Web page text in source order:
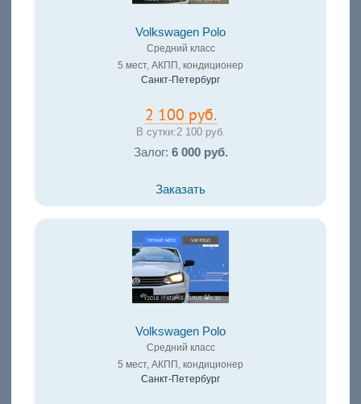
Volkswagen Polo
Средний класс
5 мест, АКПП, кондиционер
Санкт-Петербург
2 100 руб.
В сутки:2 100 руб.
Залог: 6 000 руб.
Заказать
Volkswagen Polo
Средний класс
5 мест, АКПП, кондиционер
Санкт-Петербург